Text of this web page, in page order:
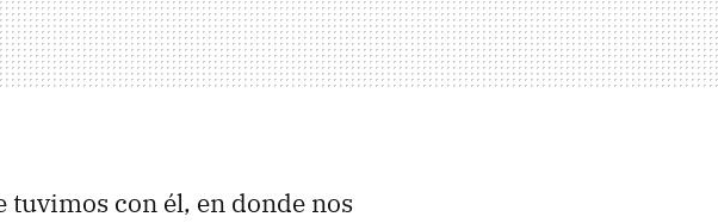
con él, en donde nos